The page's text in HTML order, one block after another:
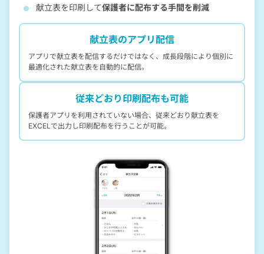
献立表を印刷して保護者に配布する手間を削減
献立表のアプリ配信
アプリで献立表を配信するだけではなく、成長段階により個別に
最適化された献立表を自動的に配信。
従来どおり印刷配布も可能
保護者アプリを利用されていない場合、従来どおり献立表を
EXCELで出力し印刷配布を行うことが可能。